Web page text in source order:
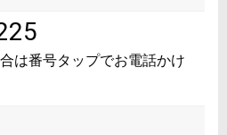
は番号タップでお電話かけ